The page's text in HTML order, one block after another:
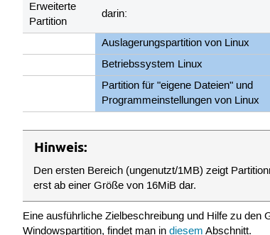
Erweiterte
Partition
darin:
Auslagerungspartition von Linux
Betriebssystem Linux
Partition für "eigene Dateien" und
Programmeinstellungen von Linux
Hinweis:
Den ersten Bereich (ungenutzt/1MB) zeigt
erst ab einer Größe von 16MiB dar.
Eine ausführliche Zielbeschreibung und Hilfe zu den
Windowspartition, findet man indiesem Abschnitt.